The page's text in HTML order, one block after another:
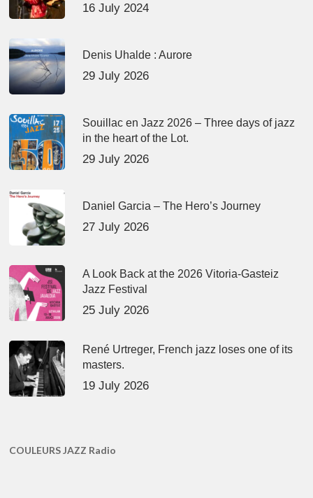
16 July 2024
Denis Uhalde : Aurore
29 July 2026
Souillac en Jazz 2026 – Three days of jazz
in the heart of the Lot.
29 July 2026
Daniel Garcia – The Hero’s Journey
27 July 2026
A Look Back at the 2026 Vitoria-Gasteiz
Jazz Festival
25 July 2026
René Urtreger, French jazz loses one of its
masters.
19 July 2026
COULEURS JAZZ Radio